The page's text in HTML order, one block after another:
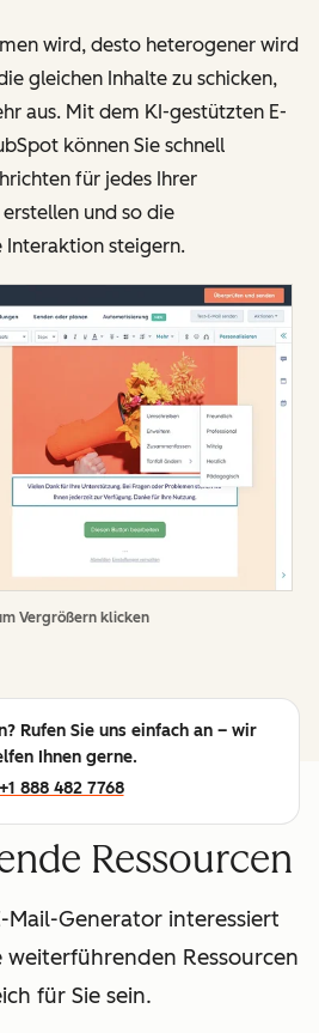
wird, desto heterogener wird
gleichen Inhalte zu schicken,
aus. Mit dem KI-gestützten E-
können Sie schnell
für jedes Ihrer
und so die
Interaktion steigern.
Vergrößern klicken
Rufen Sie uns einfach an – wir
Ihnen gerne.
+1 888 482 7768
Ressourcen
Mail-Generator interessiert
Ressourcen
für Sie sein.